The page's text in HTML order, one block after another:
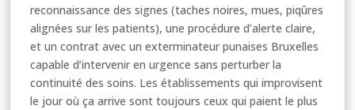
reconnaissance des signes (taches noires, mues, piqûres
alignées sur les patients), une procédure d’alerte claire,
et un contrat avec un exterminateur punaises Bruxelles
capable d’intervenir en urgence sans perturber la
continuité des soins. Les établissements qui improvisent
le jour où ça arrive sont toujours ceux qui paient le plus